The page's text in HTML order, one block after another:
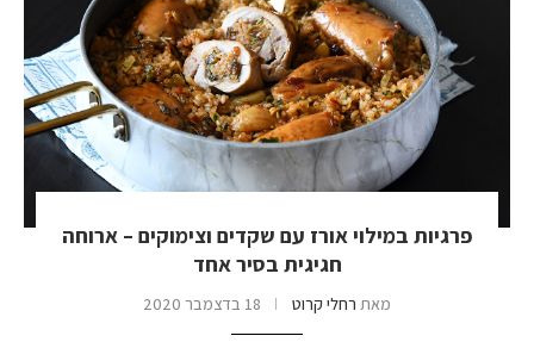
פרגיות במילוי אורז עם שקדים וצימוקים – ארוחה
חגיגית בסיר אחד
מאת רחלי קרוט 18 בדצמבר 2020